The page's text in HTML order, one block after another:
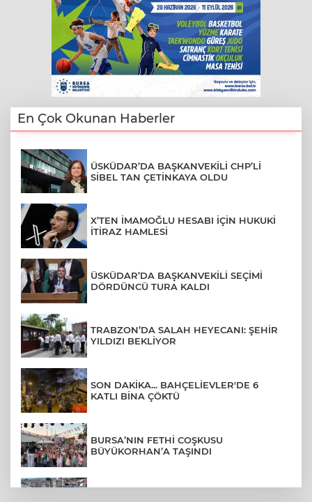
En Çok Okunan Haberler
ÜSKÜDAR’DA BAŞKANVEKİLİ CHP’Lİ
SİBEL TAN ÇETİNKAYA OLDU
X’TEN İMAMOĞLU HESABI İÇİN HUKUKİ
İTİRAZ HAMLESİ
ÜSKÜDAR’DA BAŞKANVEKİLİ SEÇİMİ
DÖRDÜNCÜ TURA KALDI
TRABZON’DA SALAH HEYECANI: ŞEHİR
YILDIZI BEKLİYOR
SON DAKİKA... BAHÇELİEVLER'DE 6
KATLI BİNA ÇÖKTÜ
BURSA’NIN FETHİ COŞKUSU
BÜYÜKORHAN’A TAŞINDI